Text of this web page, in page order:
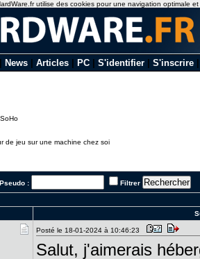
News Articles PC S'identifier S'inscrire
de jeu sur une machine chez soi
: Filtrer
Posté le 18-01-2024 à 10:46:23
Salut, j'aimerais
utilise des cookies pour une navigation optimale